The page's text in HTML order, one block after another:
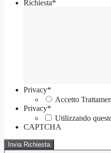
Richiesta*
Privacy*
Accetto
Privacy*
Utilizzando
CAPTCHA